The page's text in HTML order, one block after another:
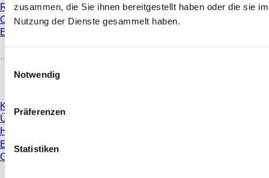
zusammen, die Sie ihnen bereitgestellt haben oder die sie
Nutzung der Dienste gesammelt haben.
Einwilligungsauswahl
Notwendig
Präferenzen
Statistiken
Reinheitsgrade
Chemikalienbeständigkeit
Einfrieren von SARSTEDT-Röhren
Unternehmen und Karriere
Karriere
Über uns
Historie
Einkauf und Logistik
Compliance